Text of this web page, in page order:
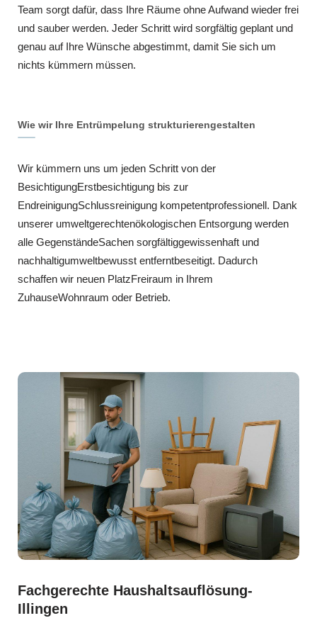
Team sorgt dafür, dass Ihre Räume ohne Aufwand wieder frei
und sauber werden. Jeder Schritt wird sorgfältig geplant und
genau auf Ihre Wünsche abgestimmt, damit Sie sich um
nichts kümmern müssen.
Wie wir Ihre Entrümpelung strukturierengestalten
Wir kümmern uns um jeden Schritt von der
BesichtigungErstbesichtigung bis zur
EndreinigungSchlussreinigung kompetentprofessionell. Dank
unserer umweltgerechtenökologischen Entsorgung werden
alle GegenständeSachen sorgfältiggewissenhaft und
nachhaltigumweltbewusst entferntbeseitigt. Dadurch
schaffen wir neuen PlatzFreiraum in Ihrem
ZuhauseWohnraum oder Betrieb.
Fachgerechte Haushaltsauflösung-
Illingen